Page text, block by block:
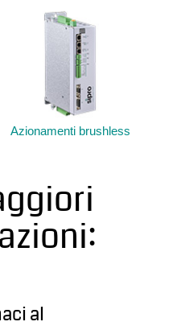
Azionamenti brushless
al